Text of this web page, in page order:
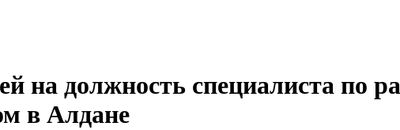
на должность специалиста по
в Алдане